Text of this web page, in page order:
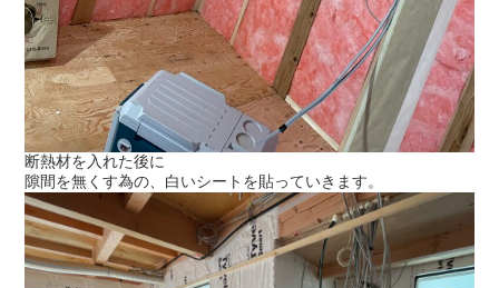
断熱材を入れた後に
隙間を無くす為の、白いシートを貼っていきます。